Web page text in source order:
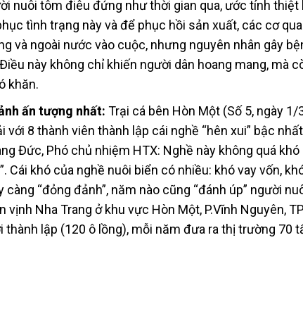
nuôi tôm điêu đứng như thời gian qua, ước tính
tình trạng này và để phục hồi sản xuất, các cơ
và ngoài nước vào cuộc, nhưng nguyên nhân gây
này không chỉ khiến người dân hoang mang, mà
khăn.
ấn tượng nhất: Trại cá bên Hòn Một (Số 5, ngày
với 8 thành viên thành lập cái nghề “hên xui” bậc
Đức, Phó chủ nhiệm HTX: Nghề này không quá
Cái khó của nghề nuôi biển có nhiều: khó vay vốn,
càng “đỏng đảnh”, năm nào cũng “đánh úp” người
vịnh Nha Trang ở khu vực Hòn Một, P.Vĩnh Nguyên,
thành lập (120 ô lồng), mỗi năm đưa ra thị trường 70